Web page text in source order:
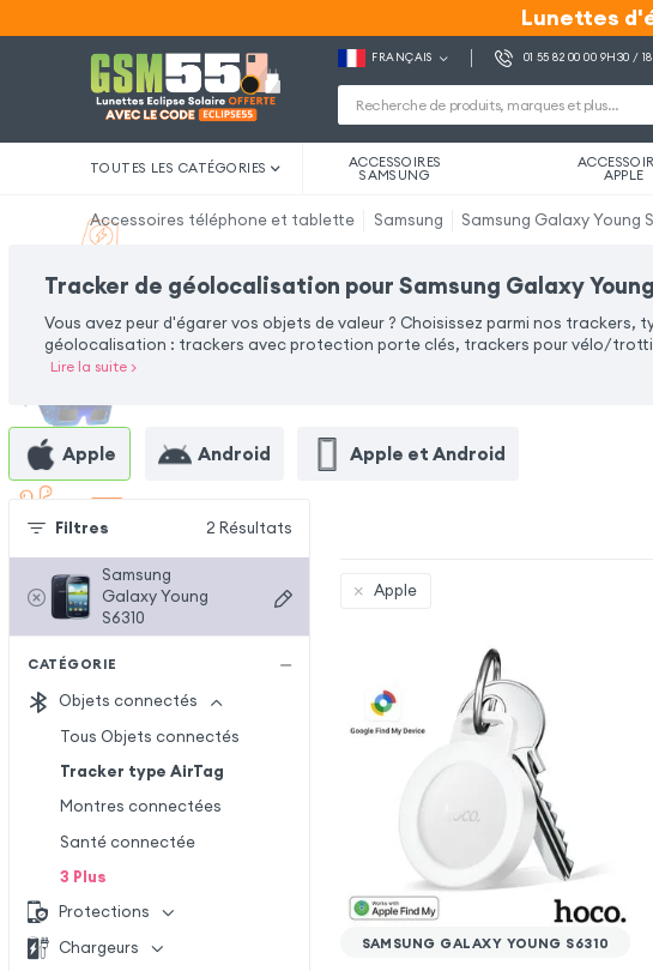
Lunettes
Lunettes
FRANÇAIS 01 55 82 00 00 9H30 /
TOUTES LES CATÉGORIES ACCESSOIRES
SAMSUNG APPLE
Accessoires téléphone et tablette Samsung Samsung Galaxy Young
Tracker de géolocalisation pour Samsung Galaxy
Vous avez peur d'égarer vos objets de valeur ? Choisissez parmi nos
géolocalisation : trackers avec protection porte clés, trackers pour vélo/
Lire la suite>
Apple Android Apple et Android
Filtres 2 Résultats
Samsung
Galaxy Young
S6310
CATÉGORIE
Objets connectés
Tous Objets connectés
Tracker type AirTag
Montres connectées
Santé connectée
3 Plus
Protections
Chargeurs
Apple
SAMSUNG GALAXY YOUNG S6310